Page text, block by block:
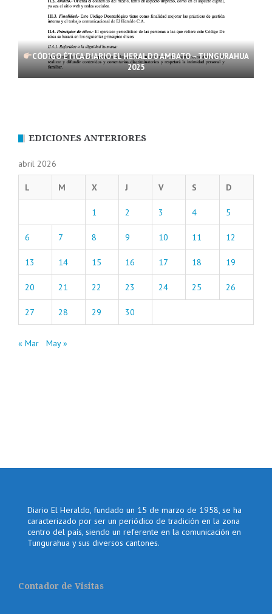
CÓDIGO ÉTICA DIARIO EL HERALDO AMBATO – TUNGURAHUA
2025
EDICIONES ANTERIORES
abril 2026
L M X J V S D
1 2 3 4 5
6 7 8 9 10 11 12
13 14 15 16 17 18 19
20 21 22 23 24 25 26
27 28 29 30
« Mar May »
Diario El Heraldo, fundado un 15 de marzo de 1958, se ha
caracterizado por ser un periódico de tradición en la zona
centro del país, siendo un referente en la comunicación en
Tungurahua y sus diversos cantones.
Contador de Visitas